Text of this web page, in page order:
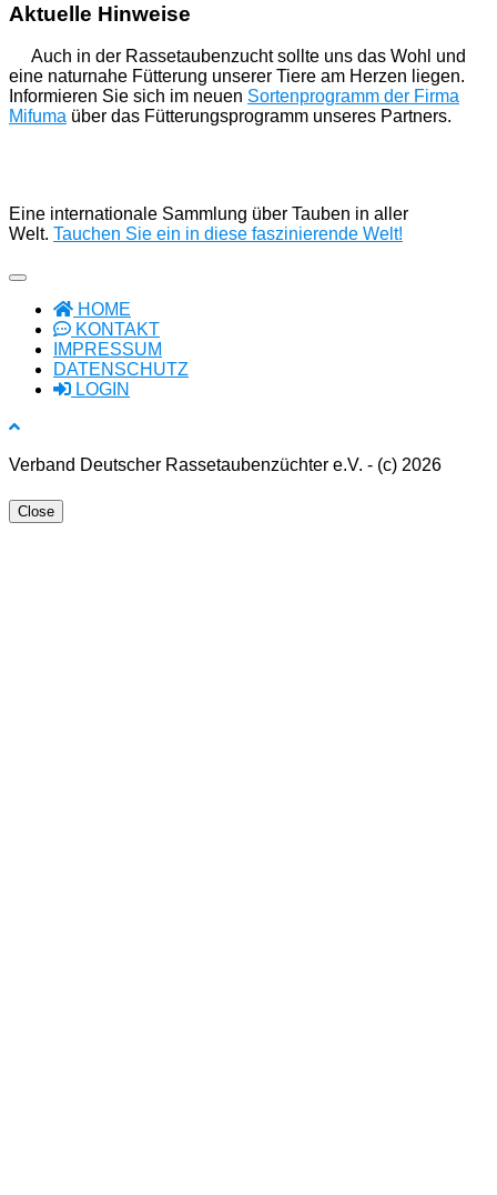
Aktuelle Hinweise
Auch in der Rassetaubenzucht sollte uns das Wohl und
eine naturnahe Fütterung unserer Tiere am Herzen liegen.
Informieren Sie sich im neuen Sortenprogramm der Firma
Mifuma über das Fütterungsprogramm unseres Partners.
Eine internationale Sammlung über Tauben in aller
Welt. Tauchen Sie ein in diese faszinierende Welt!
HOME
KONTAKT
IMPRESSUM
DATENSCHUTZ
LOGIN
Verband Deutscher Rassetaubenzüchter e.V. - (c) 2026
Close